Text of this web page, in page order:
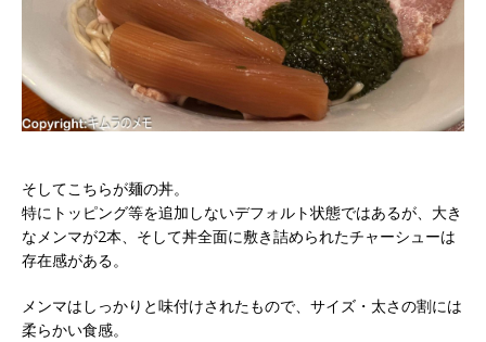
そしてこちらが麺の丼。
特にトッピング等を追加しないデフォルト状態ではあるが、大き
なメンマが2本、そして丼全面に敷き詰められたチャーシューは
存在感がある。
メンマはしっかりと味付けされたもので、サイズ・太さの割には
柔らかい食感。